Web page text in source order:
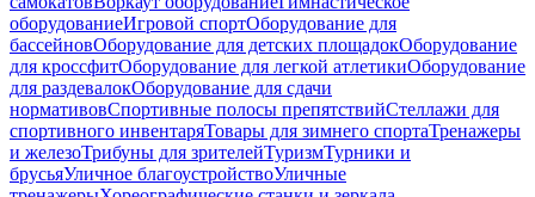
оборудованиеИгровой спортОборудование для
бассейновОборудование для детских площадокОборудование
для кроссфитОборудование для легкой атлетикиОборудование
для раздевалокОборудование для сдачи
нормативовСпортивные полосы препятствийСтеллажи для
спортивного инвентаряТовары для зимнего спортаТренажеры
и железоТрибуны для зрителейТуризмТурники и
брусьяУличное благоустройствоУличные